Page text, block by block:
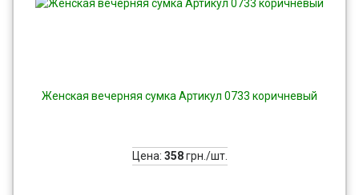
Женская вечерняя сумка Артикул 0733 коричневый
Цена: 358грн./шт.